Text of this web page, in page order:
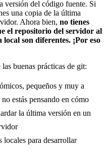
versión del código fuente. Si
una copia de la última
Ahora bien, no tienes
el repositorio del servidor al
son diferentes. ¡Por eso
buenas prácticas de git:
pequeños y muy a
estás pensando en cómo
la última versión en un
locales para desarrollar